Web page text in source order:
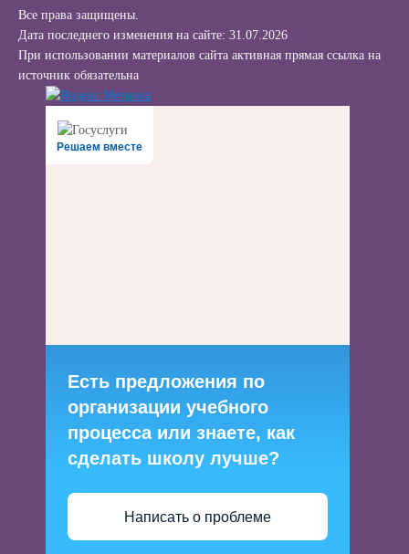
Все права защищены.
Дата последнего изменения на сайте: 31.07.2026
При использовании материалов сайта активная прямая ссылка на
источник обязательна
Решаем вместе
Есть предложения по
организации учебного
процесса или знаете, как
сделать школу лучше?
Написать о проблеме